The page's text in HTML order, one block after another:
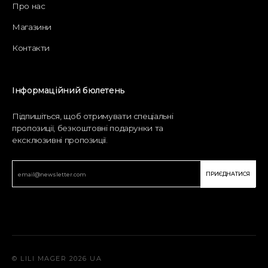
Про нас
Магазини
Контакти
Інформаційний бюлетень
Підпишіться, щоб отримувати спеціальні
пропозиції, безкоштовні подарунки та
ексклюзивні пропозиції.
ПРИЄДНАТИСЯ
© LILI MAGER 2026 UA